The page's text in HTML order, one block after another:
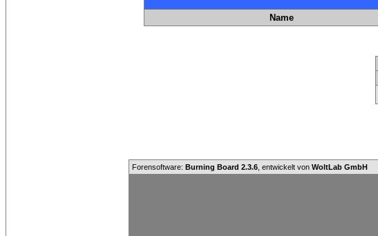
Name
Forensoftware: Burning Board 2.3.6 , entwickelt von WoltLab GmbH